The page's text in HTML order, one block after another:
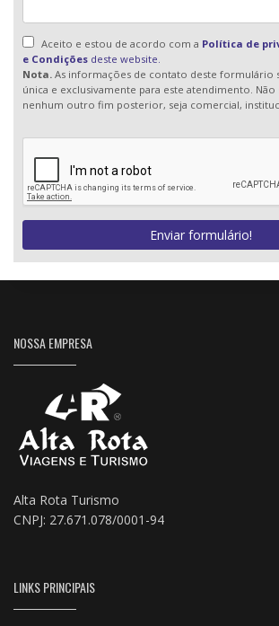
Aceito e estou de acordo com a Política de
e Condições deste website.
Nota. As informações de contato deste formulário
única e exclusivamente para este atendimento. Não
nenhum outro fim posterior, seja comercial,
Enviar formulário!
NOSSA EMPRESA
Alta Rota Turismo
CNPJ: 27.671.078/0001-94
LINKS PRINCIPAIS